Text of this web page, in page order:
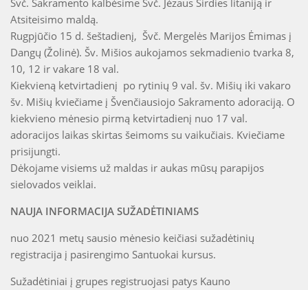
Švč. Sakramento kalbėsime Švč. Jėzaus Širdies litaniją ir
Atsiteisimo maldą.
Rugpjūčio 15 d. šeštadienį, Švč. Mergelės Marijos Ėmimas į
Dangų (Žolinė). Šv. Mišios aukojamos sekmadienio tvarka 8,
10, 12 ir vakare 18 val.
Kiekvieną ketvirtadienį po rytinių 9 val. šv. Mišių iki vakaro
šv. Mišių kviečiame į Švenčiausiojo Sakramento adoraciją. O
kiekvieno mėnesio pirmą ketvirtadienį nuo 17 val.
adoracijos laikas skirtas šeimoms su vaikučiais. Kviečiame
prisijungti.
Dėkojame visiems už maldas ir aukas mūsų parapijos
sielovados veiklai.
NAUJA INFORMACIJA SUŽADĖTINIAMS
nuo 2021 metų sausio mėnesio keičiasi sužadėtinių
registracija į pasirengimo Santuokai kursus.
Sužadėtiniai į grupes registruojasi patys Kauno